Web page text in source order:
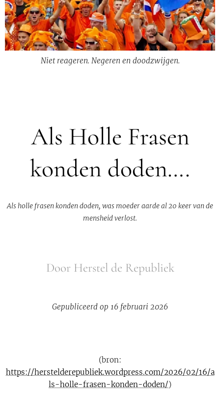
Niet reageren. Negeren en doodzwijgen.
Als Holle Frasen
konden doden….
Als holle frasen konden doden, was moeder aarde al 20 keer van de
mensheid verlost.
Door Herstel de Republiek
Gepubliceerd op 16 februari 2026
(bron:
https://herstelderepubliek.wordpress.com/2026/02/16/a
ls-holle-frasen-konden-doden/)